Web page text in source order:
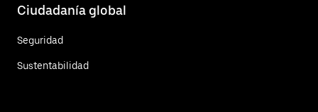
Ciudadanía global
Seguridad
Sustentabilidad